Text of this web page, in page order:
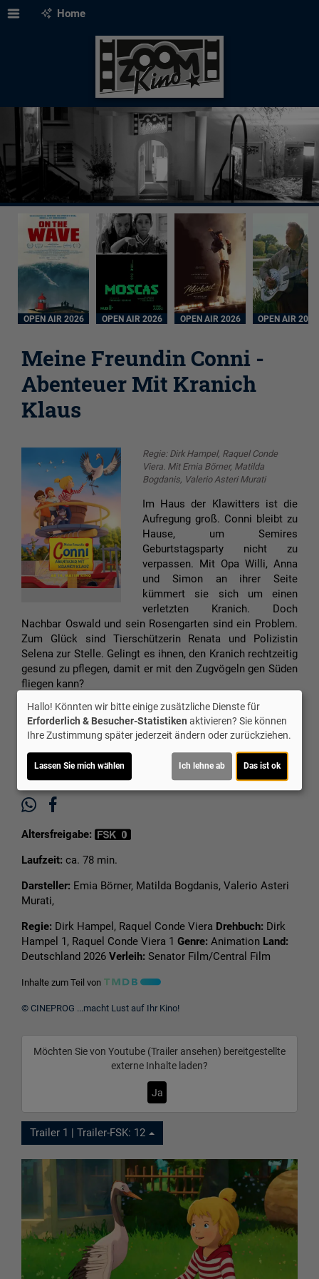
Home
OPEN AIR 2026 OPEN AIR 2026 OPEN AIR 2026 OPEN AIR 2026
Meine Freundin Conni -
Abenteuer Mit Kranich
Klaus
Regie: Dirk Hampel, Raquel Conde
Viera. Mit Emia Börner, Matilda
Bogdanis, Valerio Asteri Murati
Im Haus der Klawitters ist die
Aufregung groß. Conni bleibt zu
Hause, um Semires
Geburtstagsparty nicht zu
verpassen. Mit Opa Willi, Anna
und Simon an ihrer Seite
kümmert sie sich um einen
verletzten Kranich. Doch
Nachbar Oswald und sein Rosengarten sind ein Problem.
Zum Glück sind Tierschützerin Renata und Polizistin
Selena zur Stelle. Gelingt es ihnen, den Kranich rechtzeitig
gesund zu pflegen, damit er mit den Zugvögeln gen Süden
fliegen kann?
Ticket-Alarm
Altersfreigabe:
Laufzeit: ca. 78 min.
Darsteller: Emia Börner, Matilda Bogdanis, Valerio Asteri
Murati,
Regie: Dirk Hampel, Raquel Conde Viera Drehbuch: Dirk
Hampel 1, Raquel Conde Viera 1 Genre: Animation Land:
Deutschland 2026 Verleih: Senator Film/Central Film
Inhalte zum Teil von
© CINEPROG ...macht Lust auf Ihr Kino!
Möchten Sie von Youtube (Trailer ansehen) bereitgestellte
externe Inhalte laden?
Ja
Trailer 1 | Trailer-FSK: 12
Hallo! Könnten wir bitte einige zusätzliche Dienste für
Erforderlich & Besucher-Statistiken aktivieren? Sie können
Ihre Zustimmung später jederzeit ändern oder zurückziehen.
Lassen Sie mich wählen Ich lehne ab Das ist ok